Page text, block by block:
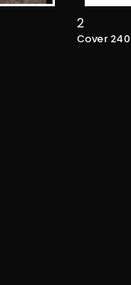
2
Cover 240